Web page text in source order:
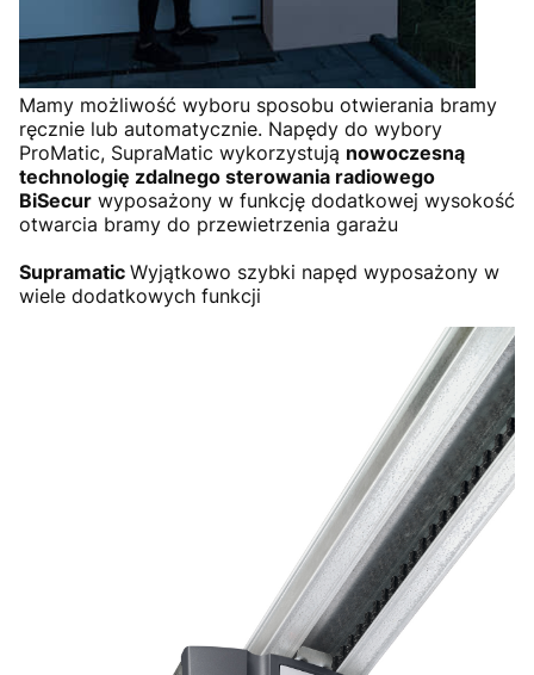
Mamy możliwość wyboru sposobu otwierania bramy
ręcznie lub automatycznie. Napędy do wybory
ProMatic, SupraMatic wykorzystują nowoczesną
technologię zdalnego sterowania radiowego
BiSecur wyposażony w funkcję dodatkowej wysokość
otwarcia bramy do przewietrzenia garażu
Supramatic Wyjątkowo szybki napęd wyposażony w
wiele dodatkowych funkcji